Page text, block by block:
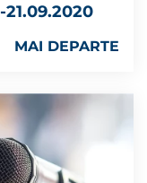
21.09.2020
MAI DEPARTE